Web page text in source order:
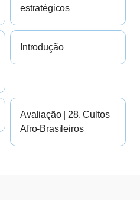
estratégicos
Introdução
Avaliação | 28. Cultos
Afro-Brasileiros